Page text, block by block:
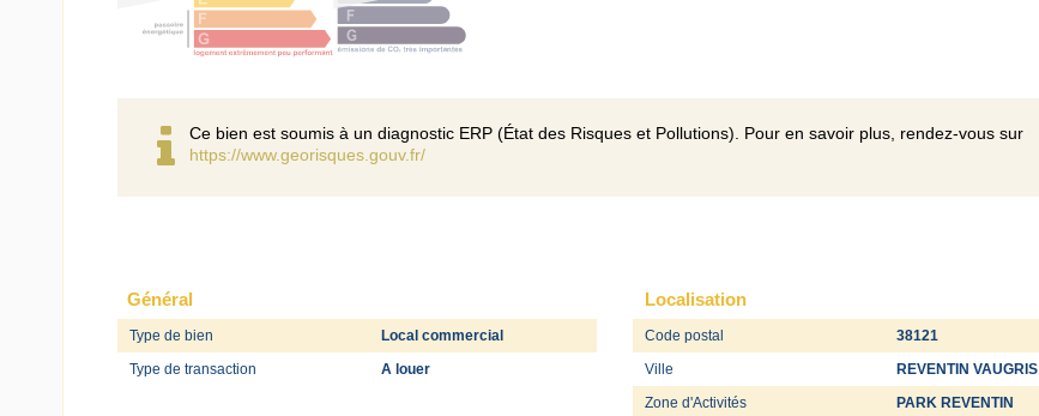
Ce bien est soumis à un diagnostic ERP (État des Risques et Pollutions). Pour en savoir plus, rendez-vous sur
https://www.georisques.gouv.fr/
Général
Type de bien
Local commercial
Type de transaction
A louer
Localisation
Code postal
38121
Ville
REVENTIN VAUGRIS
Zone d'Activités
PARK REVENTIN